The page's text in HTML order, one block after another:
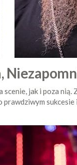
scenie, jak i poza